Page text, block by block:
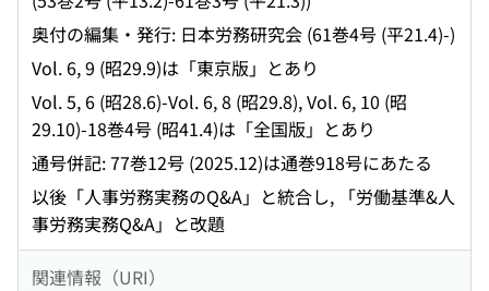
奥付の編集・発行: 日本労務研究会 (61巻4号 (平21.4)-)
Vol. 6, 9 (昭29.9)は「東京版」とあり
Vol. 5, 6 (昭28.6)-Vol. 6, 8 (昭29.8), Vol. 6, 10 (昭
29.10)-18巻4号 (昭41.4)は「全国版」とあり
通号併記: 77巻12号 (2025.12)は通巻918号にあたる
以後「人事労務実務のQ&A」と統合し, 「労働基準&人
事労務実務Q&A」と改題
関連情報（URI）